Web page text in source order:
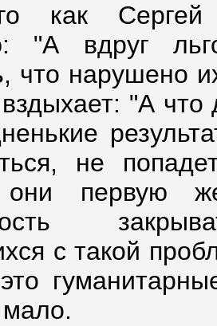
как Сергей
"А вдруг
что нарушено
"А что
не
первую
с такой
мало.